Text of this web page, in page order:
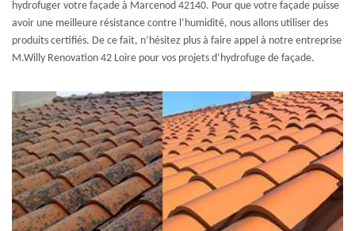
hydrofuger votre façade à Marcenod 42140. Pour que votre façade puisse
avoir une meilleure résistance contre l’humidité, nous allons utiliser des
produits certifiés. De ce fait, n’hésitez plus à faire appel à notre entreprise
M.Willy Renovation 42 Loire pour vos projets d’hydrofuge de façade.